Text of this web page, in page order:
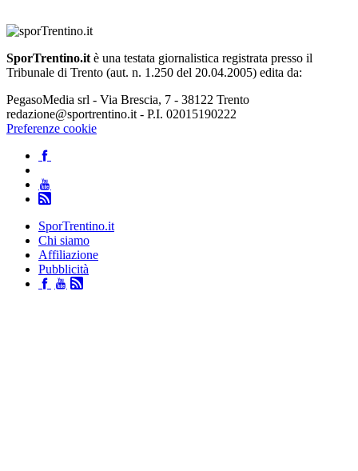
SporTrentino.it è una testata giornalistica registrata presso il
Tribunale di Trento (aut. n. 1.250 del 20.04.2005) edita da:
PegasoMedia srl - Via Brescia, 7 - 38122 Trento
redazione@sportrentino.it - P.I. 02015190222
Preferenze cookie
SporTrentino.it
Chi siamo
Affiliazione
Pubblicità